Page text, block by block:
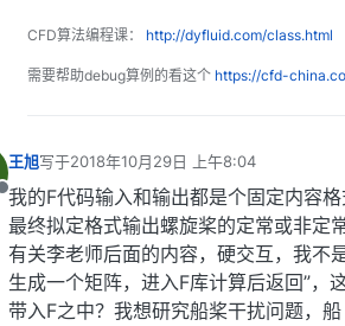
CFD算法编程课： http://dyfluid.com/class.html
需要帮助debug算例的看这个 https://cfd-
离线
王旭写于2018年10月29日 上午8:04
最后由 编辑
我的F代码输入和输出都是个固定内容
最终拟定格式输出螺旋桨的定常或非定
有关李老师后面的内容，硬交互，我不
生成一个矩阵，进入F库计算后返回”，
带入F之中？我想研究船桨干扰问题，